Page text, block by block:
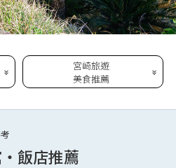
宮崎旅遊
美食推薦
飯店推薦